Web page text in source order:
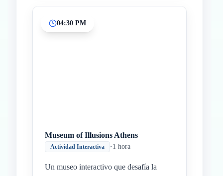
04:30 PM
Museum of Illusions Athens
Actividad Interactiva •1 hora
Un museo interactivo que desafía la